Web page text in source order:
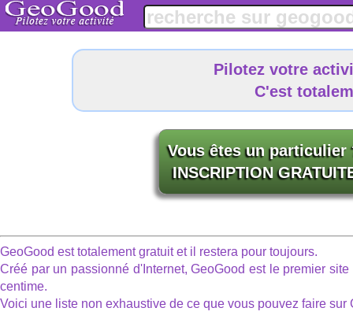
Pilotez votre
C'est
Vous êtes un particulier
INSCRIPTION
GeoGood est totalement gratuit et il restera pour toujours.
Créé par un passionné d'Internet, GeoGood est le premier
centime.
Voici une liste non exhaustive de ce que vous pouvez faire sur